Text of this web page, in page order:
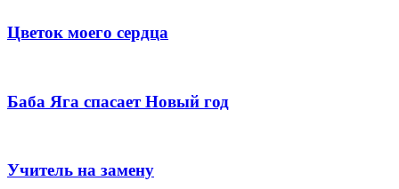
Цветок моего сердца
Баба Яга спасает Новый год
Учитель на замену